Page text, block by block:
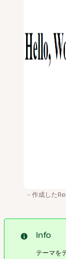
作成した
Info
テーマを